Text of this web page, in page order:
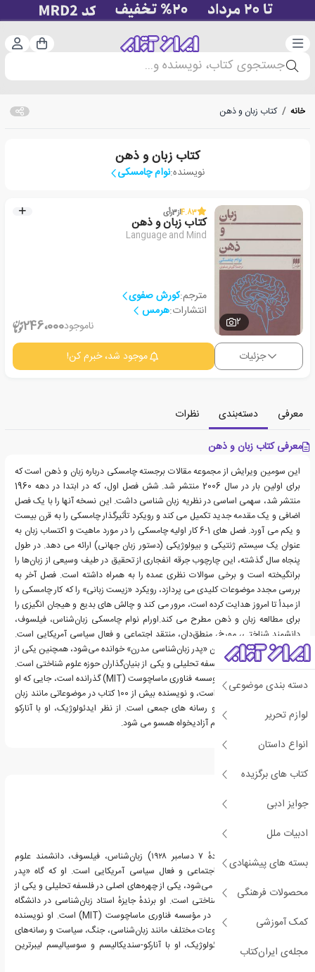
دسته‌بندی سبد
جستجوی کتاب، نویسنده و...
دسته بندی موضوعی
لوازم تحریر
انواع داستان
کتاب های برگزیده
جوایز ادبی
ادبیات ملل
بسته های پیشنهادی
محصولات فرهنگی
کمک آموزشی
مجله‌ی ایران‌کتاب
خانه / کتاب زبان و ذهن
کتاب زبان و ذهن
نویسنده:نوام چامسکی
2
4.83از3رأی
کتاب زبان و ذهن
Language and Mind
مترجم:کورش صفوی
انتشارات:هرمس
ناموجود246،000
جزئیات موجود شد، خبرم کن!
معرفی دسته‌بندی
نظرات
معرفی کتاب زبان و ذهن
این سومین ویرایش از مجموعه مقالات برجسته چامسکی درباره زبان و ذهن است که
برای اولین بار در سال 2006 منتشر شد. شش فصل اول، که در ابتدا در دهه 1960
منتشر شد، سهمی اساسی در نظریه زبان شناسی داشت. این نسخه آنها را با یک فصل
اضافی و یک مقدمه جدید تکمیل می کند و رویکرد تأثیرگذار چامسکی را به قرن بیست
و یکم می آورد. فصل های 1-6 کار اولیه چامسکی را در مورد ماهیت و اکتساب زبان به
عنوان یک سیستم ژنتیکی و بیولوژیکی (دستور زبان جهانی) ارائه می دهد. در طول
پنجاه سال گذشته، این چارچوب جرقه انفجاری از تحقیق در طیف وسیعی از زبان‌ها را
برانگیخته است و برخی سوالات نظری عمده را به همراه داشته است. فصل آخر به
بررسی مجدد موضوعات کلیدی می پردازد، رویکرد «زیست زبانی» را که کار چامسکی را
از مبدأ تا امروز هدایت کرده است، مرور می کند و چالش های بدیع و هیجان انگیزی را
برای مطالعه زبان و ذهن مطرح می کند.اورام نوام چامسکی زبان‌شناس، فیلسوف،
دانشمند شناختی، مورخ، منطق‌دان، منتقد اجتماعی و فعال سیاسی آمریکایی است.
چامسکی که گاهی به عنوان «پدر زبان‌شناسی مدرن» خوانده می‌شود، همچنین یکی از
شخصیت‌های اصلی در فلسفه تحلیلی و یکی از بنیان‌گذاران حوزه علوم شناختی است.
او بیش از نیم قرن را در موسسه فناوری ماساچوست (MIT) گذرانده است، جایی که او
استاد بازنشسته موسسه است، و نویسنده بیش از 100 کتاب در موضوعاتی مانند زبان
شناسی، جنگ، سیاست و رسانه های جمعی است. از نظر ایدئولوژیک، او با آنارکو
سندیکالیسم و سوسیالیسم آزادیخواه همسو می شود.
درباره نوام چامسکی
آورام نوآم چامسکی (زادهٔ ۷ دسامبر ۱۹۲۸) زبان‌شناس، فیلسوف، دانشمند علوم
شناختی، مورخ، منتقد اجتماعی و فعال سیاسی آمریکایی است. او که گاه «پدر
زبان‌شناسی مدرن» نامیده می‌شود، یکی از چهره‌های اصلی در فلسفه تحلیلی و یکی از
بنیان‌گذاران حوزهٔ علوم شناختی است. او برندهٔ جایزهٔ استاد زبان‌شناسی در دانشگاه
آریزونا و استاد بازنشسته در مؤسسه فناوری ماساچوست (MIT) است. او نویسنده
بیش از ۱۵۰ کتاب در موضوعات مختلف مانند زبان‌شناسی، جنگ، سیاست و رسانه‌های
جمعی است. از نظر ایدئولوژیک، او با آنارکو-سندیکالیسم و سوسیالیسم لیبرترین
همسو می‌شود.